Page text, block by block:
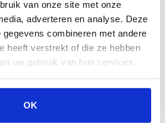
van onze site met onze
adverteren en analyse. Deze
combineren met andere
heeft verstrekt of die ze hebben
uw gebruik van hun services.
OK
Ze zijn reukloos en zonder
genieten van de pure smaak van je
bevat 48 stuks.
onze winkels